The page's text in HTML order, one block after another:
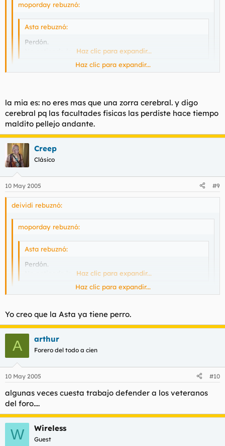
moporday rebuznó:
Asta rebuznó:
Perdón.
No entiendo la pregunta.Haz clic para expandir...
¡¡AH!!. Entonces mi respuesta
es "SI"
Haz clic para expandir...
la mia es: no eres mas que una zorra cerebral. y digo
cerebral pq las facultades fisicas las perdiste hace tiempo
maldito pellejo andante.
Creep
Clásico
10 May 2005 #9
deividi rebuznó:
moporday rebuznó:
Asta rebuznó:
Perdón.
No entiendo la pregunta.Haz clic para expandir...
alguna web de insultos por la red y no encuentro nada.
Se esta quedando contigo.
Haz clic para expandir...
Yo creo que la Asta ya tiene perro.
A arthur
Forero del todo a cien
10 May 2005 #10
algunas veces cuesta trabajo defender a los veteranos
del foro....
W Wireless
Guest